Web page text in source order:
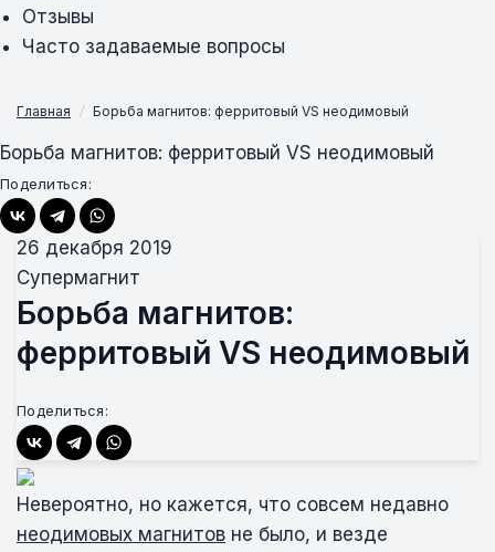
Отзывы
Часто задаваемые вопросы
Главная / Борьба магнитов: ферритовый VS неодимовый
Борьба магнитов: ферритовый VS неодимовый
Поделиться:
26 декабря 2019
Супермагнит
Борьба магнитов:
ферритовый VS неодимовый
Поделиться:
Невероятно, но кажется, что совсем недавно
неодимовых магнитов не было, и везде